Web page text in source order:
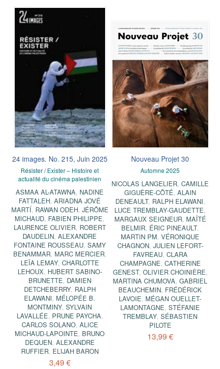
24 images. No. 215, Juin 2025
Résister / Exister – Histoire et
actualité du cinéma palestinien
ASMAA AL-ATAWNA, NADINE
FATTALEH,ARIADNA JOVÉ
MARTÍ, RAWAN ODEH, JÉRÔME
MICHAUD, FABIEN PHILIPPE,
LAURENCE OLIVIER, ROBERT
DAUDELIN,ALEXANDRE
FONTAINE ROUSSEAU, SAMY
BENAMMAR, MARC MERCIER,
LEÏA LEMAY, CHARLOTTE
LEHOUX, HUBERT SABINO-
BRUNETTE, DAMIEN
DETCHEBERRY, RALPH
ELAWANI, MÉLOPÉE B.
MONTMINY,SYLVAIN
LAVALLÉE, PRUNE PAYCHA,
CARLOS SOLANO, ALICE
MICHAUD-LAPOINTE, BRUNO
DEQUEN, ALEXANDRE
RUFFIER, ELIJAH BARON
3,49 €
Nouveau Projet 30
Automne 2025
NICOLAS LANGELIER,CAMILLE
GIGUÈRE-CÔTÉ,ALAIN
DENEAULT, RALPH ELAWANI,
LUCE TREMBLAY-GAUDETTE,
MARGAUX SEIGNEUR, MAÏTÉ
BELMIR, ÉRIC PINEAULT,
MARTIN PM,VÉRONIQUE
CHAGNON, JULIEN LEFORT-
FAVREAU, CLARA
CHAMPAGNE, CATHERINE
GENEST, OLIVIER CHOINIÈRE,
MARTINA CHUMOVA,GABRIEL
BEAUCHEMIN, FRÉDÉRICK
LAVOIE, MÉGAN OUELLET-
LAMONTAGNE,STÉFANIE
TREMBLAY,SÉBASTIEN
PILOTE
13,99 €